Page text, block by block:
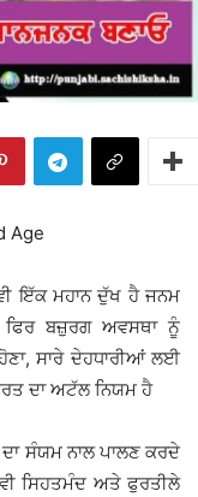
Age
ਇੱਕ ਮਹਾਨ ਦੁੱਖ ਹੈ ਜਨਮ
ਬਜ਼ੁਰਗ ਅਵਸਥਾ ਨੂੰ
ਸਾਰੇ ਦੇਹਧਾਰੀਆਂ ਲਈ
ਦਾ ਅਟੱਲ ਨਿਯਮ ਹੈ
ਸੰਯਮ ਨਾਲ ਪਾਲਣ ਕਰਦੇ
ਸਿਹਤਮੰਦ ਅਤੇ ਫੁਰਤੀਲੇ